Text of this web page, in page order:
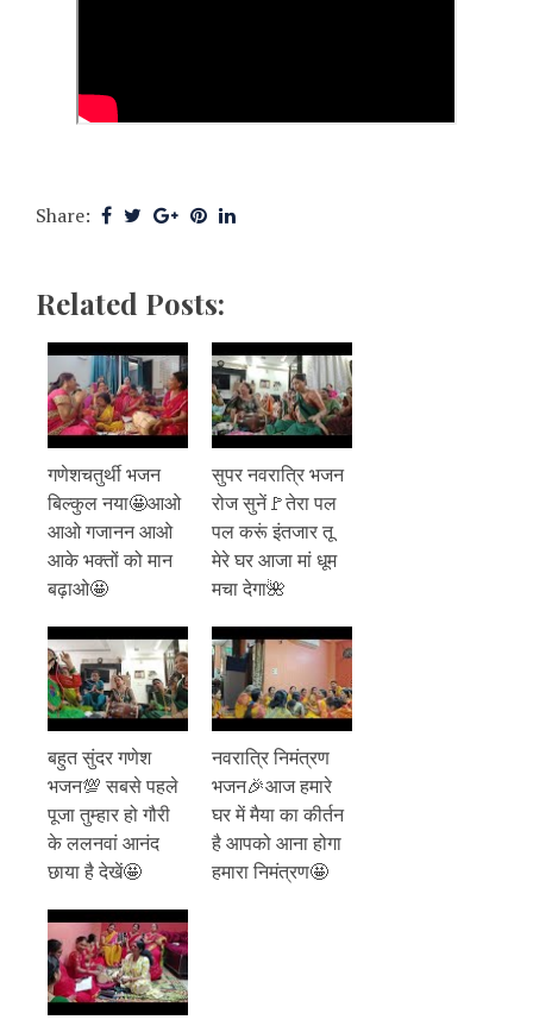
Share:
Related Posts:
गणेशचतुर्थी भजन
बिल्कुल नया🤩आओ
आओ गजानन आओ
आके भक्तों को मान
बढ़ाओ🤩
सुपर नवरात्रि भजन
रोज सुनें🚩तेरा पल
पल करूं इंतजार तू
मेरे घर आजा मां धूम
मचा देगा🌺
बहुत सुंदर गणेश
भजन💯 सबसे पहले
पूजा तुम्हार हो गौरी
के ललनवां आनंद
छाया है देखें🤩
नवरात्रि निमंत्रण
भजन🎉आज हमारे
घर में मैया का कीर्तन
है आपको आना होगा
हमारा निमंत्रण🤩